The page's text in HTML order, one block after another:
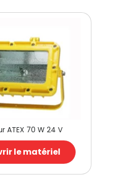
ATEX 70 W 24 V
le matériel